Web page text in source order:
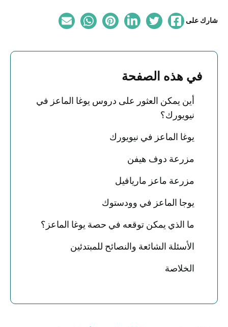
شارك على
في هذه الصفحة
أين يمكن العثور على دروس يوغا الماعز في
نيويورك؟
يوغا الماعز في نيويورك
مزرعة دوف هيفن
مزرعة ماعز ماريافيل
يوجا الماعز في وودستوك
ما الذي يمكن توقعه في حصة يوغا الماعز؟
الأسئلة الشائعة والنصائح للمبتدئين
الخلاصة